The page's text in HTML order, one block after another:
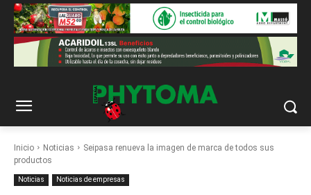
Inicio Noticias
Seipasa renueva la imagen de marca de todos sus
productos
Noticias Noticias de empresas